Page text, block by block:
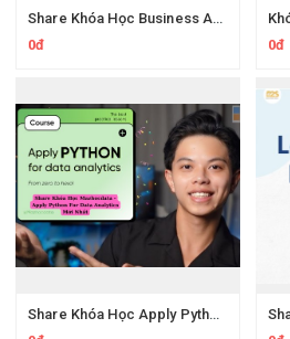
Share Khóa Học Business Analysis For Banking & Fintech Của Hai Lúa
0đ
0đ
Share Khóa Học Apply Python For Data Analytics Của Mazhocdata